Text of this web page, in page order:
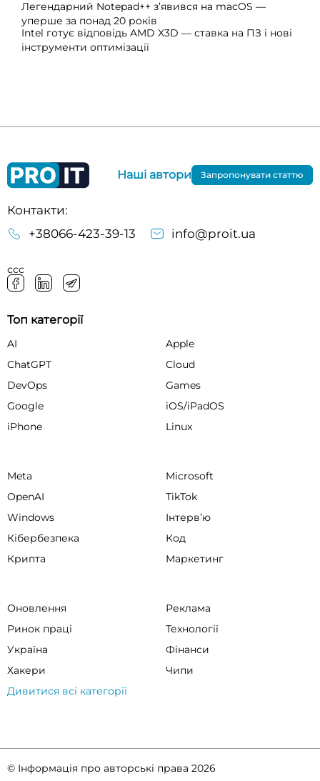
Легендарний Notepad++ з’явився на macOS —
уперше за понад 20 років
Intel готує відповідь AMD X3D — ставка на ПЗ і нові
інструменти оптимізації
Контакти:
+38066-423-39-13
info@proit.ua
ссс
Наші автори Запропонувати статтю
Топ категорії
AI
Apple
ChatGPT
Cloud
DevOps
Games
Google
iOS/iPadOS
iPhone
Linux
Meta
Microsoft
OpenAI
TikTok
Windows
Інтервʼю
Кібербезпека
Код
Крипта
Маркетинг
Оновлення
Реклама
Ринок праці
Технології
Україна
Фінанси
Хакери
Чипи
Дивитися всі категорії
© Інформація про авторські права 2026